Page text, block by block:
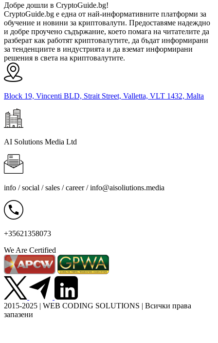
Добре дошли в CryptoGuide.bg!
CryptoGuide.bg е една от най-информативните платформи за
обучение и новини за криптовалути. Предоставяме надеждно
и добре проучено съдържание, което помага на читателите да
разберат как работят криптовалутите, да бъдат информирани
за тенденциите в индустрията и да вземат информирани
решения в света на криптовалутите.
Block 19, Vincenti BLD, Strait Street, Valletta, VLT 1432, Malta
AI Solutions Media Ltd
info / social / sales / career /info@aisoliutions.media
+35621358073
We Are Certified
2015-2025 | WEB CODING SOLUTIONS | Всички права
запазени